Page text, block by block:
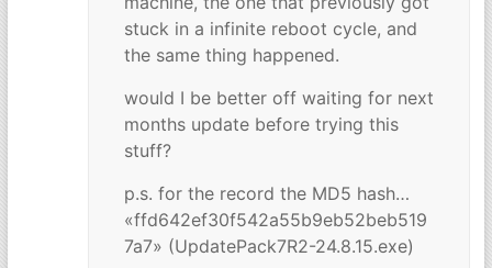
stuck in a infinite reboot cycle, and
the same thing happened.
would I be better off waiting for next
months update before trying this
stuff?
p.s. for the record the MD5 hash…
«ffd642ef30f542a55b9eb52beb519
7a7» (UpdatePack7R2-24.8.15.exe)